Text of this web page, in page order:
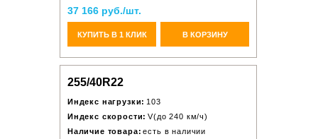
37 166 руб./шт.
КУПИТЬ В 1 КЛИК В КОРЗИНУ
255/40R22
Индекс нагрузки: 103
Индекс скорости: V(до 240 км/ч)
Наличие товара: есть в наличии